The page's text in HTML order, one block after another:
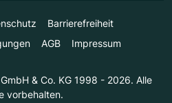
Barrierefreiheit
AGB Impressum
& Co. KG 1998 - 2026. Alle
vorbehalten.